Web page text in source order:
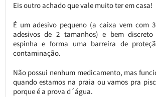
Eis outro achado que vale muito ter em casa!
É um adesivo pequeno (a caixa vem com
adesivos de 2 tamanhos) e bem discreto
espinha e forma uma barreira de
contaminação.
Não possui nenhum medicamento, mas
quando estamos na praia ou vamos pra
porque é a prova d´água.